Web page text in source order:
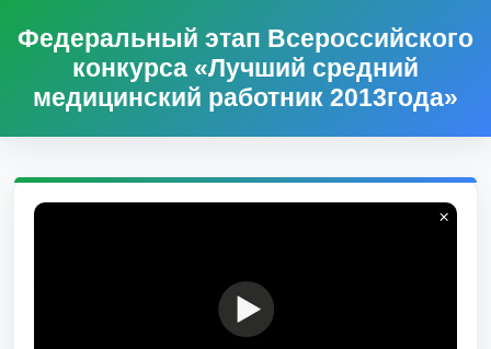
Федеральный этап Всероссийского
конкурса «Лучший средний
медицинский работник 2013года»